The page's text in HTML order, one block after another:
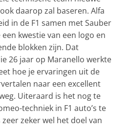
daarop zal baseren. Alfa
in de F1 samen met Sauber
kwestie van een logo en
blokken zijn. Dat
26 jaar op Maranello werkte
hoe je ervaringen uit de
naar een excellent
Uiteraard is het nog te
techniek in F1 auto’s te
zeker wel het doel van